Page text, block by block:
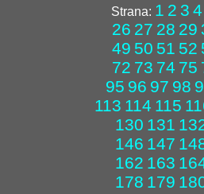
Strana: 1 2 3 4
26 27 28 29
49 50 51 52
72 73 74 75
95 96 97 98
113 114 115
130 131
146 147
162 163
178 179